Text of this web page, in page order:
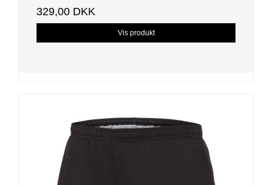
329,00 DKK
Vis produkt